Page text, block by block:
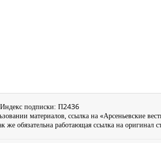
подписки: П2436
материалов, ссылка на «Арсеньевские
же обязательна работающая ссылка на оригинал